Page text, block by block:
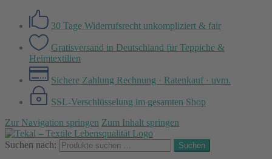
30 Tage Widerrufsrecht unkompliziert & fair
Gratisversand in Deutschland für Teppiche &
Heimtextilien
Sichere Zahlung Rechnung · Ratenkauf · uvm.
SSL-Verschlüsselung im gesamten Shop
Zur Navigation springen Zum Inhalt springen
Suchen nach: Suchen